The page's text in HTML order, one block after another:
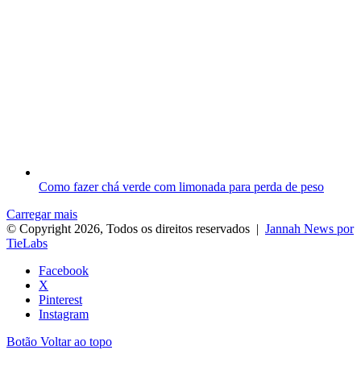
Como fazer chá verde com limonada para perda de peso
Carregar mais
© Copyright 2026, Todos os direitos reservados | Jannah News por
TieLabs
Facebook
X
Pinterest
Instagram
Botão Voltar ao topo